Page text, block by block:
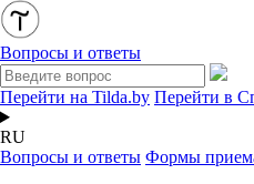
Вопросы и ответы
Перейти на Tilda.by Перейти в
RU
Вопросы и ответы Формы